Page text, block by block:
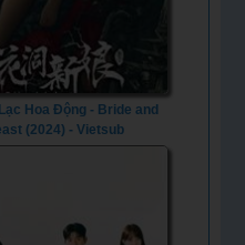
Hoa Động - Bride and
(2024) - Vietsub